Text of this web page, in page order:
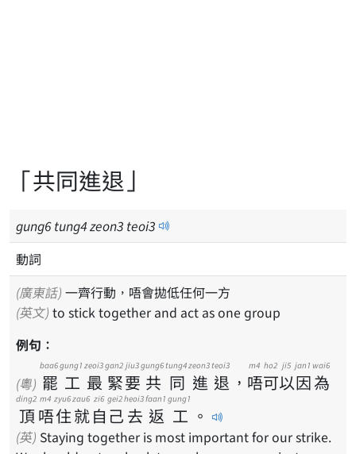
「共同進退」
gung6tung4zeon3 teoi3
動詞
(廣東話) 一齊行動，唔會拋低任何一方
(英文) to stick together and act as one group
例句：
(粵) 罷
baa6
工
gung1
最
zeoi3
緊
gan2
要
jiu3
共
gung6
同
tung4
進
zeon3
退
teoi3
， 唔
m4
可
ho2
以
ji5
因
jan1
為
wai6
頂
ding2
唔
m4
住
zyu6
就
zau6
自
zi6
己
gei2
去
heoi3
返
faan1
工
gung1
。
(英) Staying together is most important for our strike.